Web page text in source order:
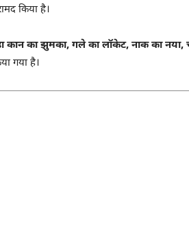
किया है।
कान का झुमका, गले का लॉकेट, नाक का
गया है।